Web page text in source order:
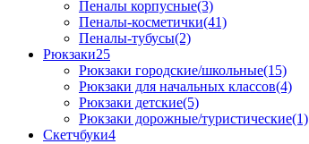
Пеналы корпусные(3)
Пеналы-косметички(41)
Пеналы-тубусы(2)
Рюкзаки25
Рюкзаки городские/школьные(15)
Рюкзаки для начальных классов(4)
Рюкзаки детские(5)
Рюкзаки дорожные/туристические(1)
Скетчбуки4